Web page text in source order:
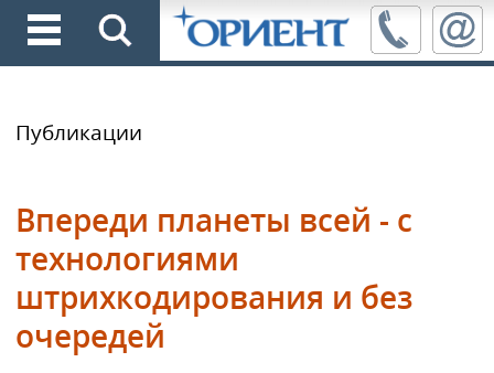
Публикации
Впереди планеты всей - с
технологиями
штрихкодирования и без
очередей